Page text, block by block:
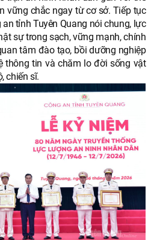
vững chắc ngay từ cơ sở. Tiếp tục
tỉnh Tuyên Quang nói chung, lực
sự trong sạch, vững mạnh, chính
tâm đào tạo, bồi dưỡng nghiệp
thông tin và chăm lo đời sống vật
chiến sĩ.